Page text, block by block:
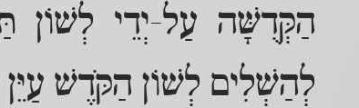
הַקְּדֻשָּׁה עַל-יְדֵי לְשׁוֹן
לְהַשְׁלִים לְשׁוֹן הַקֹּדֶשׁ